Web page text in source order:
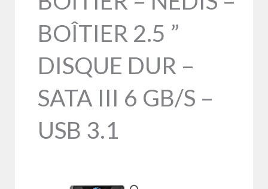
BOÎTIER 2.5 ”
DISQUE DUR –
SATA III 6 GB/S –
USB 3.1